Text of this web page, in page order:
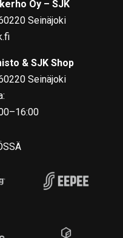
Oy – SJK
Seinäjoki
& SJK Shop
Seinäjoki